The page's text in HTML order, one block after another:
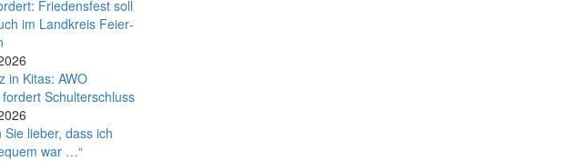
Friedens­fest soll
im Land­kreis Feier­
in Kitas: AWO
Schulterschluss
Sie lieber, dass ich
war …“